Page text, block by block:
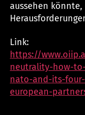
aussehen
Link:
https://
neutrality-how-
nato-and-its-
european-